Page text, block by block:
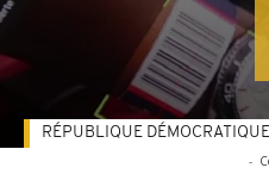
-
RÉPUBLIQUE